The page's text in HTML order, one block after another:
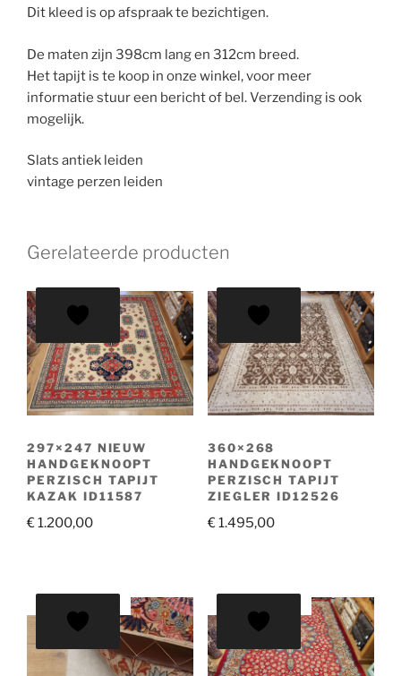
Dit kleed is op afspraak te bezichtigen.
De maten zijn 398cm lang en 312cm breed.
Het tapijt is te koop in onze winkel, voor meer
informatie stuur een bericht of bel. Verzending is ook
mogelijk.
Slats antiek leiden
vintage perzen leiden
Gerelateerde producten
297×247 NIEUW
HANDGEKNOOPT
PERZISCH TAPIJT
KAZAK ID11587
€1.200,00
360×268
HANDGEKNOOPT
PERZISCH TAPIJT
ZIEGLER ID12526
€1.495,00
AANBIEDING! AANBIEDING!